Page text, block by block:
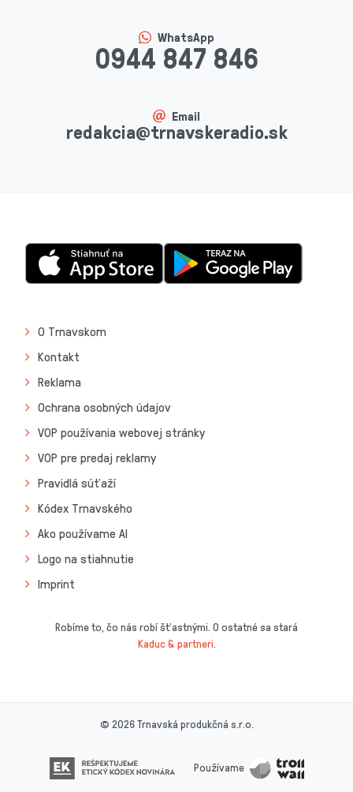
WhatsApp
0944 847 846
Email
redakcia@trnavskeradio.sk
O Trnavskom
Kontakt
Reklama
Ochrana osobných údajov
VOP používania webovej stránky
VOP pre predaj reklamy
Pravidlá súťaží
Kódex Trnavského
Ako používame AI
Logo na stiahnutie
Imprint
Robíme to, čo nás robí šťastnými. O ostatné sa stará
Kaduc & partneri.
© 2026 Trnavská produkčná s.r.o.
Používame